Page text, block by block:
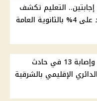
التعليم تكشف
العامة
بالأسماء.. مصرع طفل وإصابة 13 في حادث
الإقليمي بالشرقية